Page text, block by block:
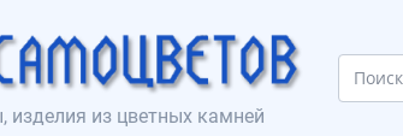
из цветных камней